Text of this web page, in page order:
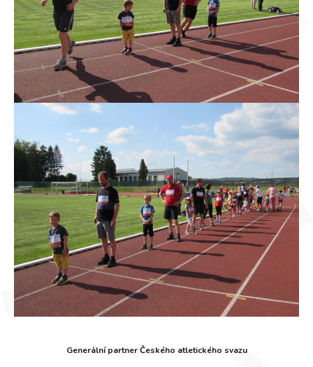
Generální partner Českého atletického svazu